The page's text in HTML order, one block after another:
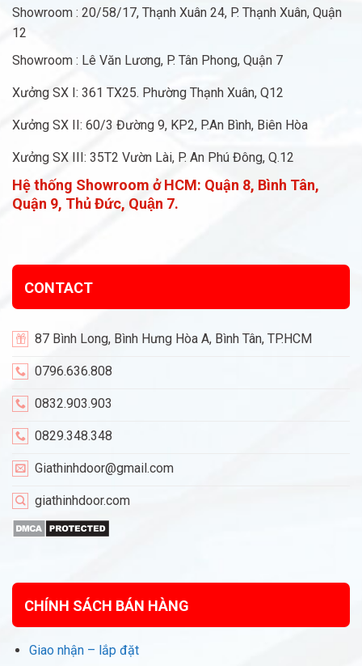
Showroom : 20/58/17, Thạnh Xuân 24, P. Thạnh Xuân, Quận
12
Showroom : Lê Văn Lương, P. Tân Phong, Quận 7
Xưởng SX I: 361 TX25. Phường Thạnh Xuân, Q12
Xưởng SX II: 60/3 Đường 9, KP2, P.An Bình, Biên Hòa
Xưởng SX III: 35T2 Vườn Lài, P. An Phú Đông, Q.12
Hệ thống Showroom ở HCM: Quận 8, Bình Tân,
Quận 9, Thủ Đức, Quận 7.
CONTACT
87 Bình Long, Bình Hưng Hòa A, Bình Tân, TP.HCM
0796.636.808
0832.903.903
0829.348.348
Giathinhdoor@gmail.com
giathinhdoor.com
CHÍNH SÁCH BÁN HÀNG
Giao nhận – lắp đặt